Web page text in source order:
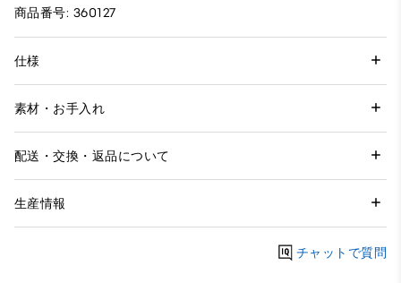
商品番号: 360127
仕様
素材・お手入れ
配送・交換・返品について
生産情報
チャットで質問